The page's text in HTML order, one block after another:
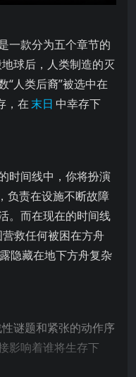
。在气候变化摧毁地球
一款分为五个章节的
球后，人类制造的灭
“人类后裔”被选中在
，在末日 中幸存下
时间线中，你将扮演
负责在设施不断故障
。而在现在的时间线
救任何被困在方舟
隐藏在地下方舟复杂
谜题和紧张的动作序
影响着谁将生存下